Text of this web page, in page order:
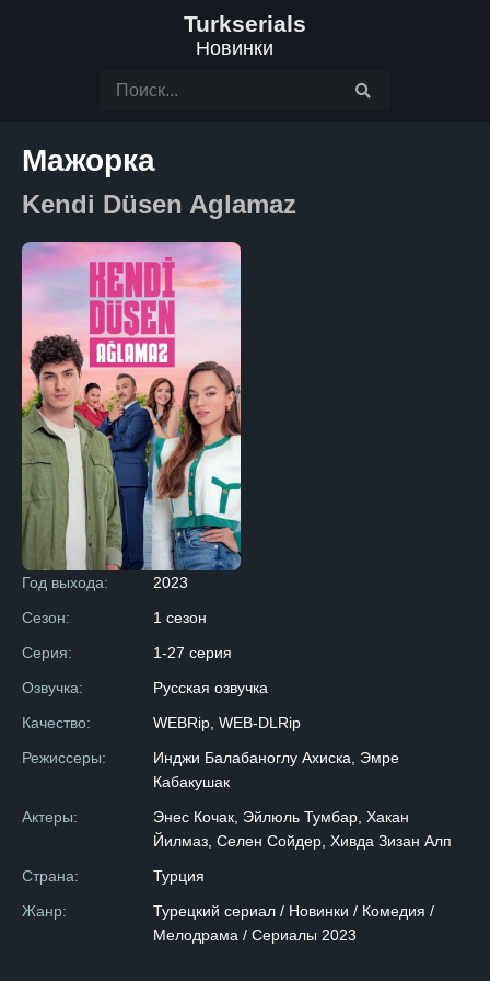
Turkserials
Новинки
Мажорка
Kendi Düsen Aglamaz
Год выхода:
2023
Сезон:
1 сезон
Серия:
1-27 серия
Озвучка:
Русская озвучка
Качество:
WEBRip, WEB-DLRip
Режиссеры:
Инджи Балабаноглу Ахиска, Эмре
Кабакушак
Актеры:
Энес Кочак, Эйлюль Тумбар, Хакан
Йилмаз, Селен Сойдер, Хивда Зизан Алп
Страна:
Турция
Жанр:
Турецкий сериал / Новинки / Комедия /
Мелодрама / Сериалы 2023